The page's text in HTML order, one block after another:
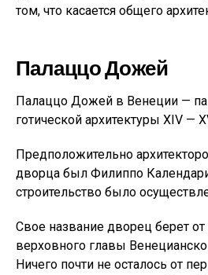
том, что касается общего
Палаццо Дожей
Палаццо Дожей в Венеции —
готической архитектуры XIV —
Предположительно
дворца был Филиппо
строительство было
Свое название дворец берет
верховного главы
Ничего почти не осталось от